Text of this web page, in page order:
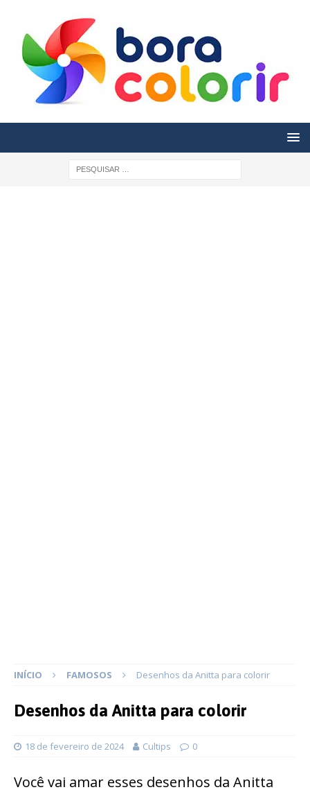
INÍCIO FAMOSOS Desenhos da Anitta para colorir
Desenhos da Anitta para colorir
18 de fevereiro de 2024 Cultips 0
Você vai amar esses desenhos da Anitta